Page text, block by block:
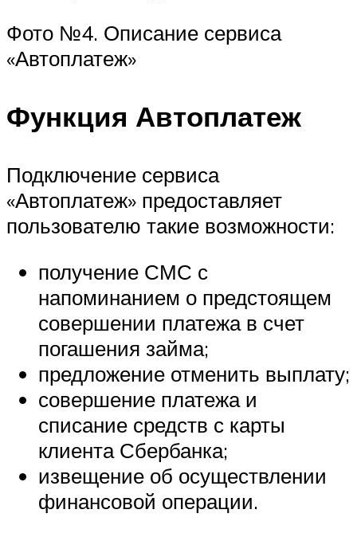
Фото №4. Описание сервиса
«Автоплатеж»
Функция Автоплатеж
Подключение сервиса
«Автоплатеж» предоставляет
пользователю такие возможности:
получение СМС с
напоминанием о предстоящем
совершении платежа в счет
погашения займа;
предложение отменить выплату;
совершение платежа и
списание средств с карты
клиента Сбербанка;
извещение об осуществлении
финансовой операции.